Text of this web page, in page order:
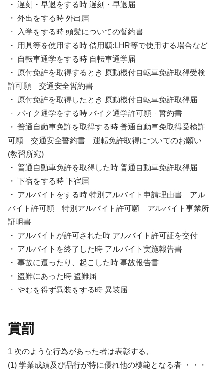
・ 遅刻・早退をする時 遅刻・早退届
・ 外出をする時 外出届
・ 入学をする時 頭髪についての誓約書
・ 用具等を使用する時 借用願:LHR等で使用する場合など
・ 自転車通学をする時 自転車通学届
・ 原付免許を取得するとき 原動機付自転車免許取得受検
許可願 交通安全誓約書
・ 原付免許を取得したとき 原動機付自転車免許取得届
・ バイク通学をする時 バイク通学許可願・誓約書
・ 普通自動車免許を取得する時 普通自動車免取得受検許
可願 交通安全誓約書 運転免許取得についてのお願い
(教習所宛)
・ 普通自動車免許を取得した時 普通自動車免許取得届
・ 下宿をする時 下宿届
・ アルバイトをする時 特別アルバイト申請理由書 アル
バイト許可願 特別アルバイト許可願 アルバイト事業所
証明書
・ アルバイトが許可された時 アルバイト許可証を交付
・ アルバイトを終了した時 アルバイト実施報告書
・ 事故に遭ったり、起こした時 事故報告書
・ 盗難にあった時 盗難届
・ やむを得ず異装をする時 異装届
賞罰
1 次のような行為があった者は表彰する。
(1) 学業成績及び品行が特に優れ他の模範となる者 ・・・